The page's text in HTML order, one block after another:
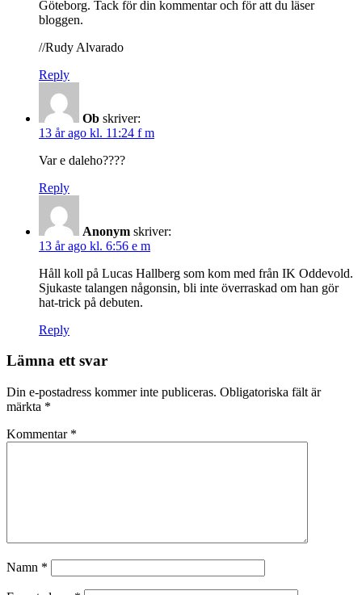
Göteborg. Tack för din kommentar och för att du läser
bloggen.
//Rudy Alvarado
Reply
Ob skriver:
13 år ago kl. 11:24 f m
Var e daleho????
Reply
Anonym skriver:
13 år ago kl. 6:56 e m
Håll koll på Lucas Hallberg som kom med från IK Oddevold.
Sjukaste talangen någonsin, bli inte överraskad om han gör
hat-trick på debuten.
Reply
Lämna ett svar
Din e-postadress kommer inte publiceras. Obligatoriska fält är
märkta *
Kommentar *
Namn *